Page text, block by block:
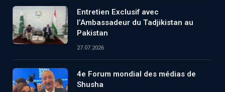
Entretien Exclusif avec
l’Ambassadeur du Tadjikistan au
Pakistan
27.07.2026
4e Forum mondial des médias de
Shusha